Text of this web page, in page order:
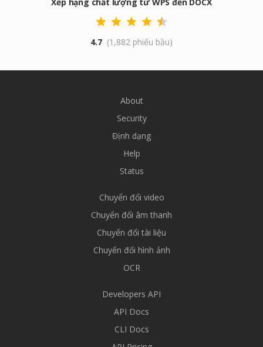
4.7 (1,882 phiếu bầu)
About
Security
Định dạng
Help
Status
Chuyển đổi video
Chuyển đổi âm thanh
Chuyển đổi tài liệu
Chuyển đổi hình ảnh
OCR
Developers API
API Docs
CLI Docs